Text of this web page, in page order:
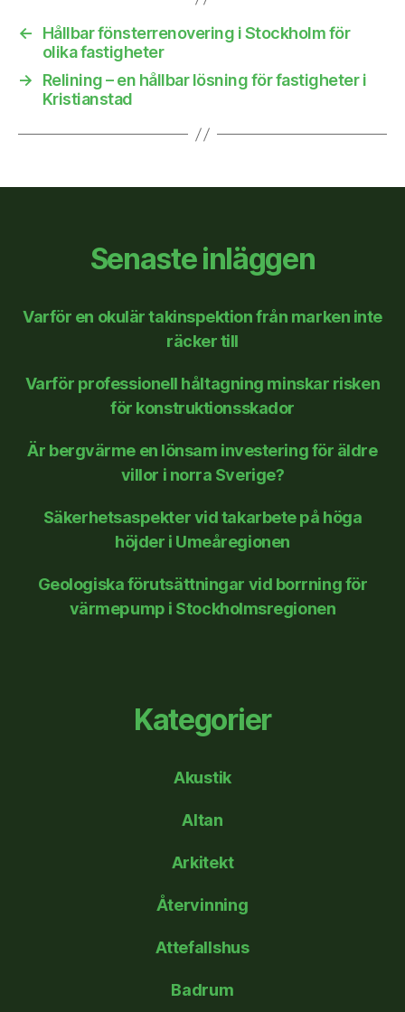
←
Hållbar fönsterrenovering i Stockholm för
olika fastigheter
→
Relining – en hållbar lösning för fastigheter i
Kristianstad
Senaste inläggen
Varför en okulär takinspektion från marken inte
räcker till
Varför professionell håltagning minskar risken
för konstruktionsskador
Är bergvärme en lönsam investering för äldre
villor i norra Sverige?
Säkerhetsaspekter vid takarbete på höga
höjder i Umeåregionen
Geologiska förutsättningar vid borrning för
värmepump i Stockholmsregionen
Kategorier
Akustik
Altan
Arkitekt
Återvinning
Attefallshus
Badrum